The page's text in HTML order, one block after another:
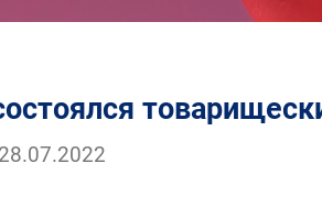
28.07.2022